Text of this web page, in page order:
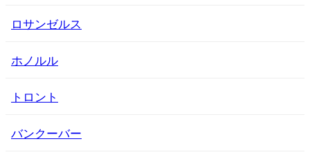
ロサンゼルス
ホノルル
トロント
バンクーバー